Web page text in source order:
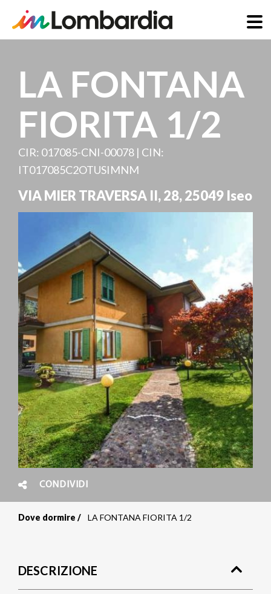
contenuto
principale
LA FONTANA
FIORITA 1/2
CIR: 017085-CNI-00078 | CIN:
IT017085C2OTUSIMNM
VIA MIER TRAVERSA II, 28,25049 Iseo
CONDIVIDI
pane
Dove dormire LA FONTANA FIORITA 1/2
DESCRIZIONE